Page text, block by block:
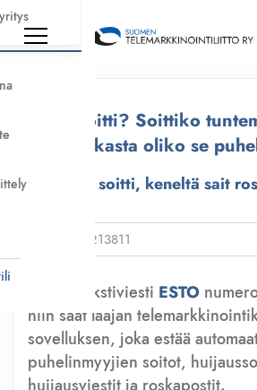
Kuka soitti? Soittiko
tarkasta oliko se
Kuka soitti, keneltä sait
Lähetä tekstiviesti ESTO
niin saat laajan
sovelluksen, joka estää
puhelinmyyjien soitot,